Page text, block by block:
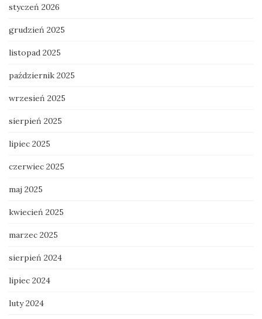
styczeń 2026
grudzień 2025
listopad 2025
październik 2025
wrzesień 2025
sierpień 2025
lipiec 2025
czerwiec 2025
maj 2025
kwiecień 2025
marzec 2025
sierpień 2024
lipiec 2024
luty 2024